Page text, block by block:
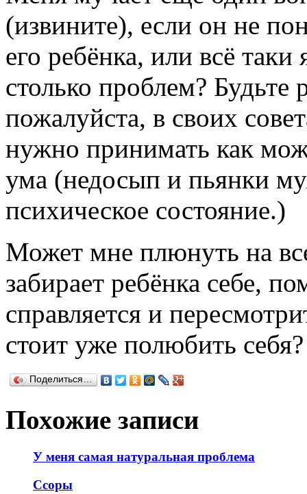
(извините), если он не
его ребёнка, или всё таки
столько проблем?
пожалуйста, в своих
нужно принимать как
ума (недосып и пьянки
психическое состояние.)
Может мне плюнуть на
забирает ребёнка себе,
справляется и
стоит уже полюбить
Поделиться…
Похожие записи
У меня самая натуральная проблема
Ссоры